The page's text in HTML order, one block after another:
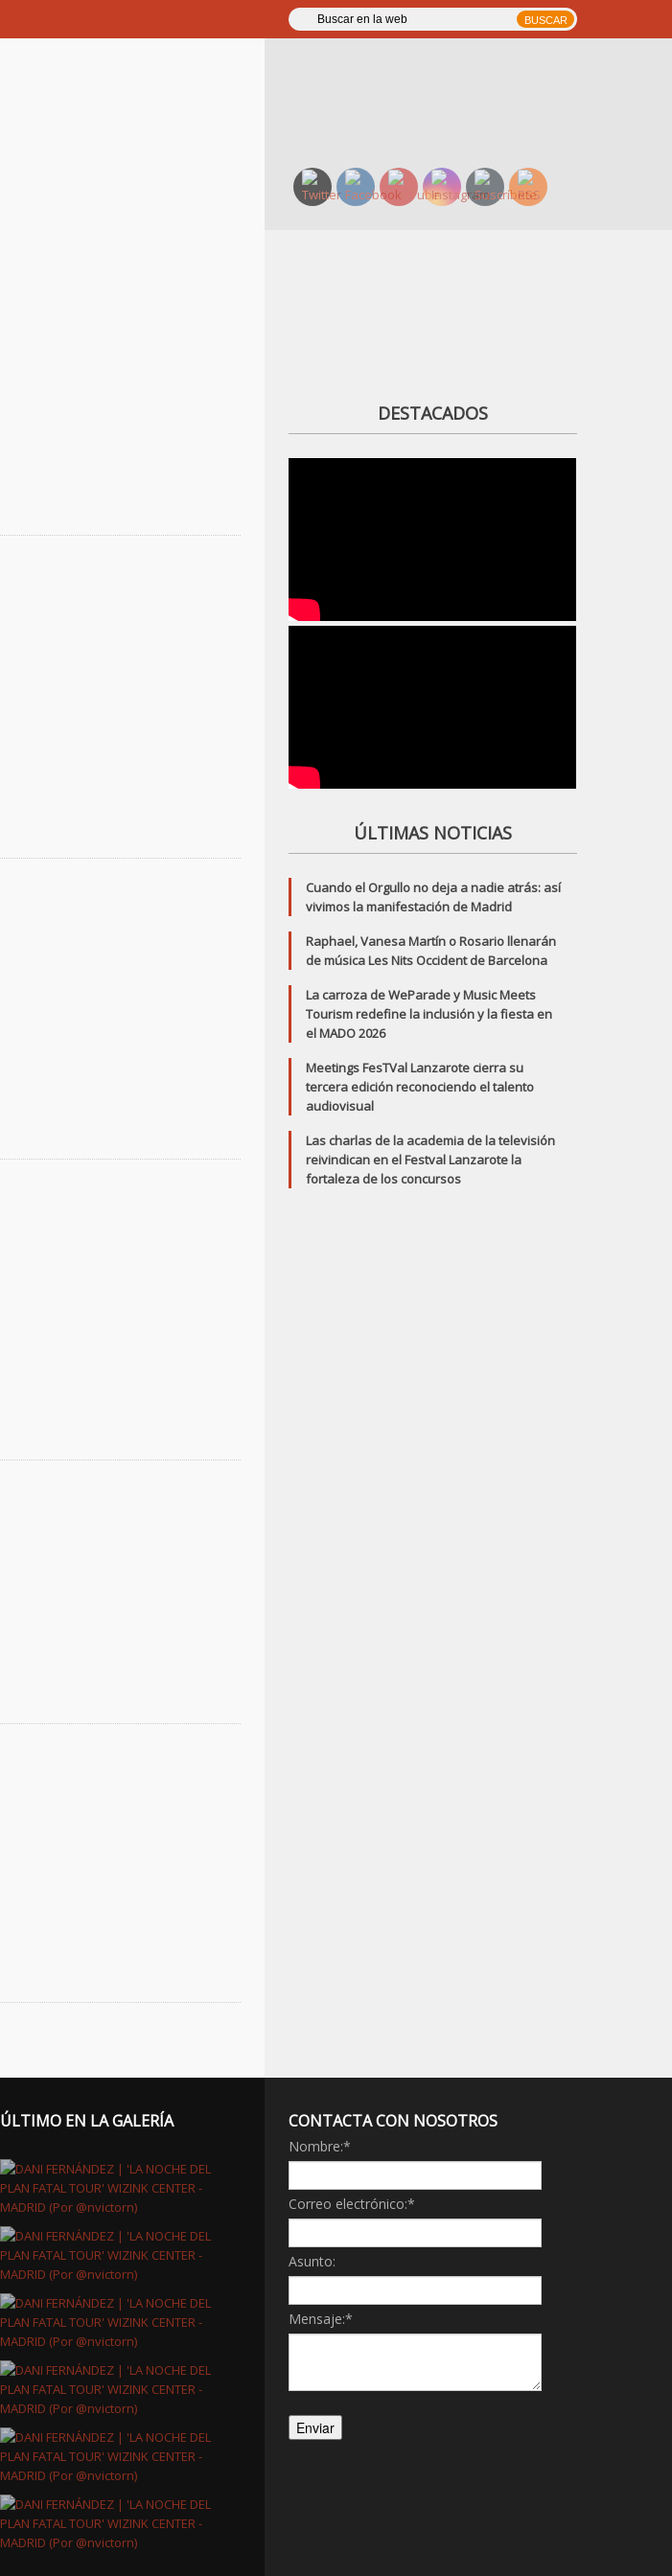
DESTACADOS
ÚLTIMAS NOTICIAS
Cuando el Orgullo no deja a nadie atrás: así
vivimos la manifestación de Madrid
Raphael, Vanesa Martín o Rosario llenarán
de música Les Nits Occident de Barcelona
La carroza de WeParade y Music Meets
Tourism redefine la inclusión y la fiesta en
el MADO 2026
Meetings FesTVal Lanzarote cierra su
tercera edición reconociendo el talento
audiovisual
Las charlas de la academia de la televisión
reivindican en el Festval Lanzarote la
fortaleza de los concursos
ÚLTIMO EN LA GALERÍA CONTACTA CON NOSOTROS
Nombre:*
Correo electrónico:*
Asunto:
Mensaje:*